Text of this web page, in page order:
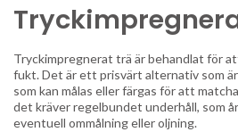
Tryckimpregnerat trä är behandlat för
fukt. Det är ett prisvärt alternativ som
som kan målas eller färgas för att
det kräver regelbundet underhåll, som
eventuell ommålning eller oljning.